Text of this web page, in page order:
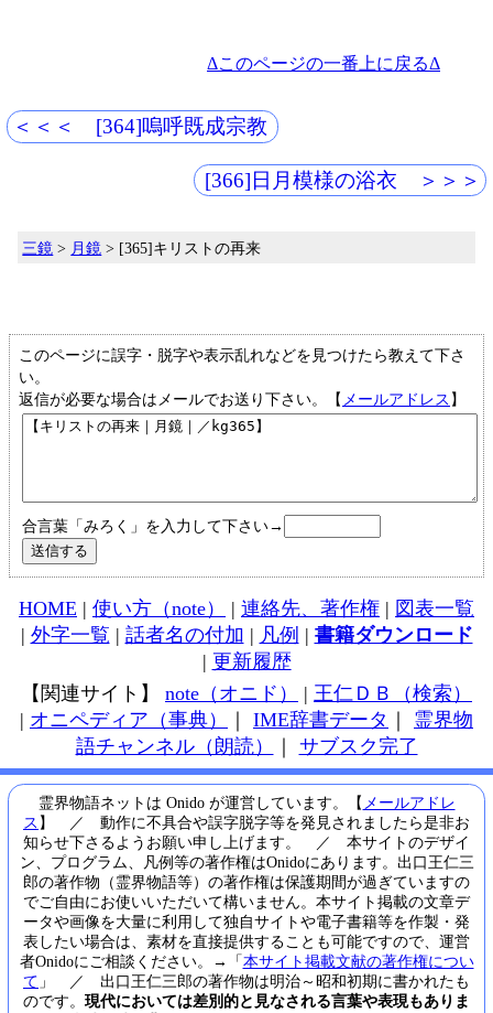
Δこのページの一番上に戻るΔ
＜＜＜ [364]嗚呼既成宗教
[366]日月模様の浴衣 ＞＞＞
三鏡 > 月鏡 > [365]キリストの再来
このページに誤字・脱字や表示乱れなどを見つけたら教えて下さ
い。
返信が必要な場合はメールでお送り下さい。【 メールアドレス 】
合言葉「みろく」を入力して下さい→
HOME | 使い方（note） | 連絡先、著作権 | 図表一覧
| 外字一覧 | 話者名の付加 | 凡例 | 書籍ダウンロード
| 更新履歴
【関連サイト】 note（オニド） | 王仁ＤＢ（検索）
| オニペディア（事典） IME辞書データ
霊界物
語チャンネル（朗読）
サブスク完了
霊界物語ネットは Onido が運営しています。【 メールアドレ
ス 】 ／ 動作に不具合や誤字脱字等を発見されましたら是非お
知らせ下さるようお願い申し上げます。 ／ 本サイトのデザイ
ン、プログラム、凡例等の著作権はOnidoにあります。出口王仁三
郎の著作物（霊界物語等）の著作権は保護期間が過ぎていますの
でご自由にお使いいただいて構いません。本サイト掲載の文章デ
ータや画像を大量に利用して独自サイトや電子書籍等を作製・発
表したい場合は、素材を直接提供することも可能ですので、運営
者Onidoにご相談ください。→「本サイト掲載文献の著作権につい
て 」 ／ 出口王仁三郎の著作物は明治～昭和初期に書かれたも
のです。 現代においては差別的と見なされる言葉や表現もありま